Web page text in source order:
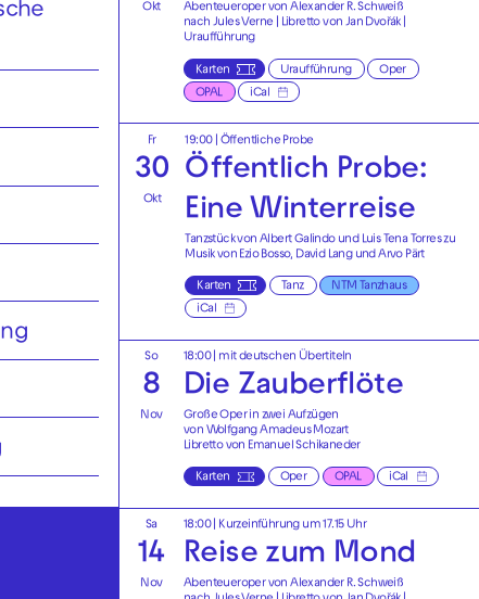
Okt
Abenteueroper von Alexander R. Schweiß
nach Jules Verne | Libretto von Jan Dvořák |
Uraufführung
Karten Uraufführung Oper
OPAL iCal
Fr
30
Okt
19:00| Öffentliche Probe
Öffentlich Probe:
Eine Winterreise
Tanzstück von Albert Galindo und Luis Tena Torres zu
Musik von Ezio Bosso, David Lang und Arvo Pärt
Karten Tanz NTM Tanzhaus
iCal
So
8
Nov
18:00| mit deutschen Übertiteln
Die Zauberflöte
Große Oper in zwei Aufzügen
von Wolfgang Amadeus Mozart
Libretto von Emanuel Schikaneder
Karten Oper OPAL iCal
Sa
14
Nov
18:00| Kurzeinführung um 17.15 Uhr
Reise zum Mond
Abenteueroper von Alexander R. Schweiß